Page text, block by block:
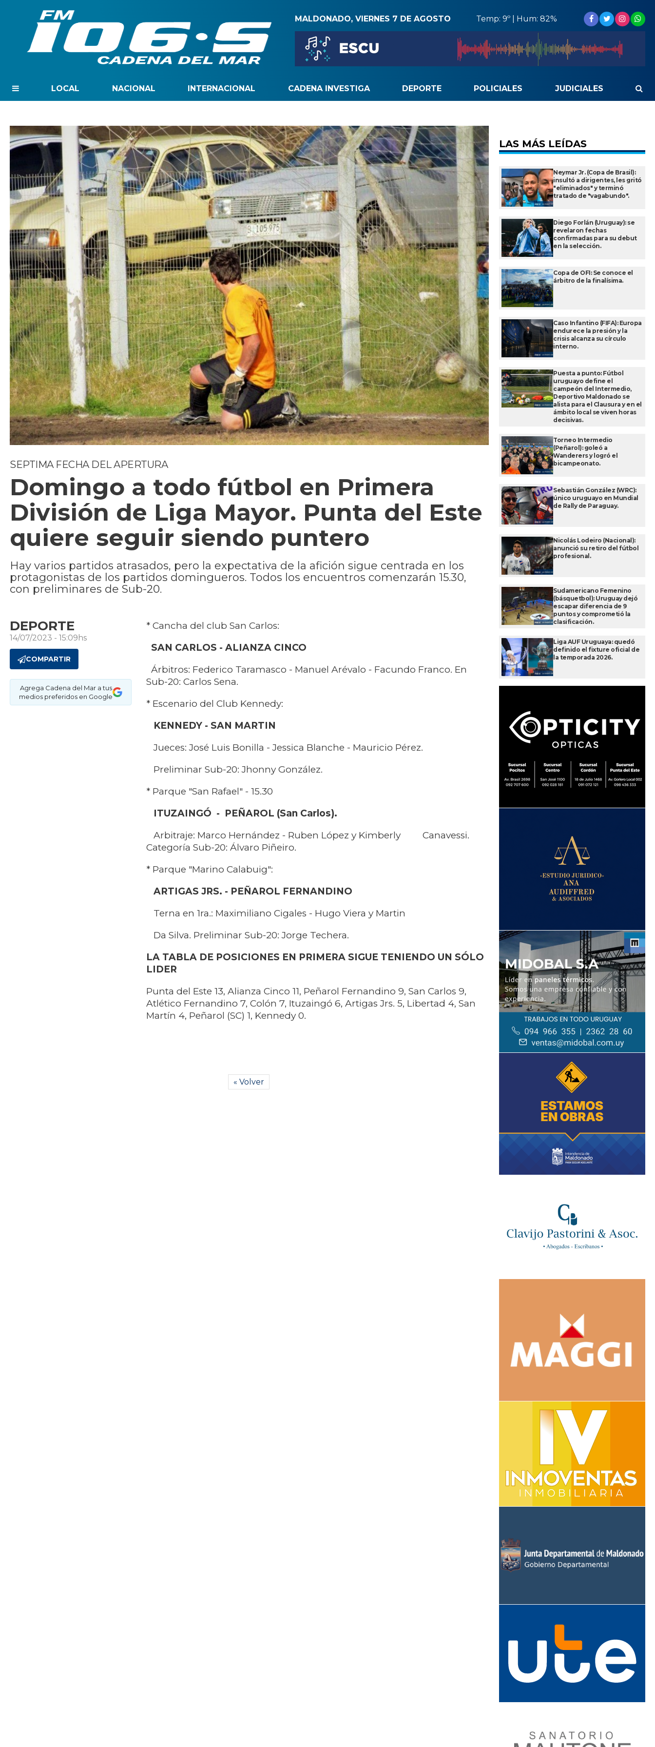
MALDONADO, VIERNES 7 DE AGOSTO Temp: 9º | Hum: 82%
LOCAL NACIONAL INTERNACIONAL CADENA INVESTIGA DEPORTE POLICIALES JUDICIALES
SEPTIMA FECHA DEL APERTURA
Domingo a todo fútbol en Primera
División de Liga Mayor. Punta del Este
quiere seguir siendo puntero
Hay varios partidos atrasados, pero la expectativa de la afición sigue centrada en los
protagonistas de los partidos domingueros. Todos los encuentros comenzarán 15.30,
con preliminares de Sub-20.
DEPORTE
14/07/2023 - 15:09hs
COMPARTIR
Agrega Cadena del Mar a tus
medios preferidos en Google
* Cancha del club San Carlos:
SAN CARLOS - ALIANZA CINCO
Árbitros: Federico Taramasco - Manuel Arévalo - Facundo Franco. En
Sub-20: Carlos Sena.
* Escenario del Club Kennedy:
KENNEDY - SAN MARTIN
Jueces: José Luis Bonilla - Jessica Blanche - Mauricio Pérez.
Preliminar Sub-20: Jhonny González.
* Parque "San Rafael" - 15.30
ITUZAINGÓ - PEÑAROL (San Carlos).
Arbitraje: Marco Hernández - Ruben López y Kimberly Canavessi.
Categoría Sub-20: Álvaro Piñeiro.
* Parque "Marino Calabuig":
ARTIGAS JRS. - PEÑAROL FERNANDINO
Terna en 1ra.: Maximiliano Cigales - Hugo Viera y Martin
Da Silva. Preliminar Sub-20: Jorge Techera.
LA TABLA DE POSICIONES EN PRIMERA SIGUE TENIENDO UN SÓLO
LIDER
Punta del Este 13, Alianza Cinco 11, Peñarol Fernandino 9, San Carlos 9,
Atlético Fernandino 7, Colón 7, Ituzaingó 6, Artigas Jrs. 5, Libertad 4, San
Martín 4, Peñarol (SC) 1, Kennedy 0.
« Volver
LAS MÁS LEÍDAS
Neymar Jr. (Copa de Brasil):
insultó a dirigentes, les gritó
"eliminados" y terminó
tratado de "vagabundo".
Diego Forlán (Uruguay): se
revelaron fechas
confirmadas para su debut
en la selección.
Copa de OFI: Se conoce el
árbitro de la finalísima.
Caso Infantino (FIFA): Europa
endurece la presión y la
crisis alcanza su círculo
interno.
Puesta a punto: Fútbol
uruguayo define el
campeón del Intermedio,
Deportivo Maldonado se
alista para el Clausura y en el
ámbito local se viven horas
decisivas.
Torneo Intermedio
(Peñarol): goleó a
Wanderers y logró el
bicampeonato.
Sebastián González (WRC):
único uruguayo en Mundial
de Rally de Paraguay.
Nicolás Lodeiro (Nacional):
anunció su retiro del fútbol
profesional.
Sudamericano Femenino
(básquetbol): Uruguay dejó
escapar diferencia de 9
puntos y comprometió la
clasificación.
Liga AUF Uruguaya: quedó
definido el fixture oficial de
la temporada 2026.